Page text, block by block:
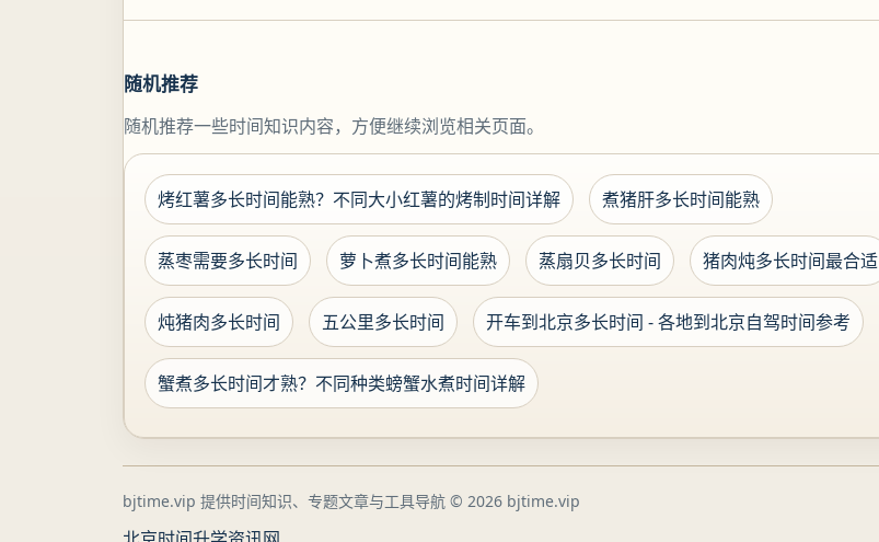
随机推荐
随机推荐一些时间知识内容，方便继续浏览相关页面。
烤红薯多长时间能熟？不同大小红薯的烤制时间详解 煮猪肝多长时间能熟
蒸枣需要多长时间 萝卜煮多长时间能熟 蒸扇贝多长时间 猪肉炖多长时间最合适
炖猪肉多长时间 五公里多长时间 开车到北京多长时间 - 各地到北京自驾时间参考
蟹煮多长时间才熟？不同种类螃蟹水煮时间详解
bjtime.vip 提供时间知识、专题文章与工具导航 © 2026 bjtime.vip